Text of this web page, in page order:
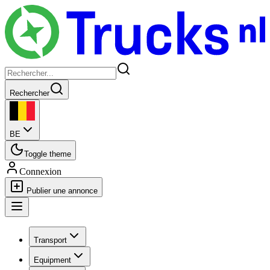
Rechercher
BE
Toggle theme
Connexion
Publier une annonce
Transport
Equipment